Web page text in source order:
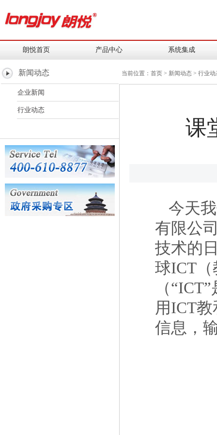
朗悦首页 产品中心 系统集成
新闻动态
企业新闻
行业动态
当前位置： 首页 > 新闻动态 > 行业动
课
今天
有限公
技术的
球ICT
（
用ICT
信息，